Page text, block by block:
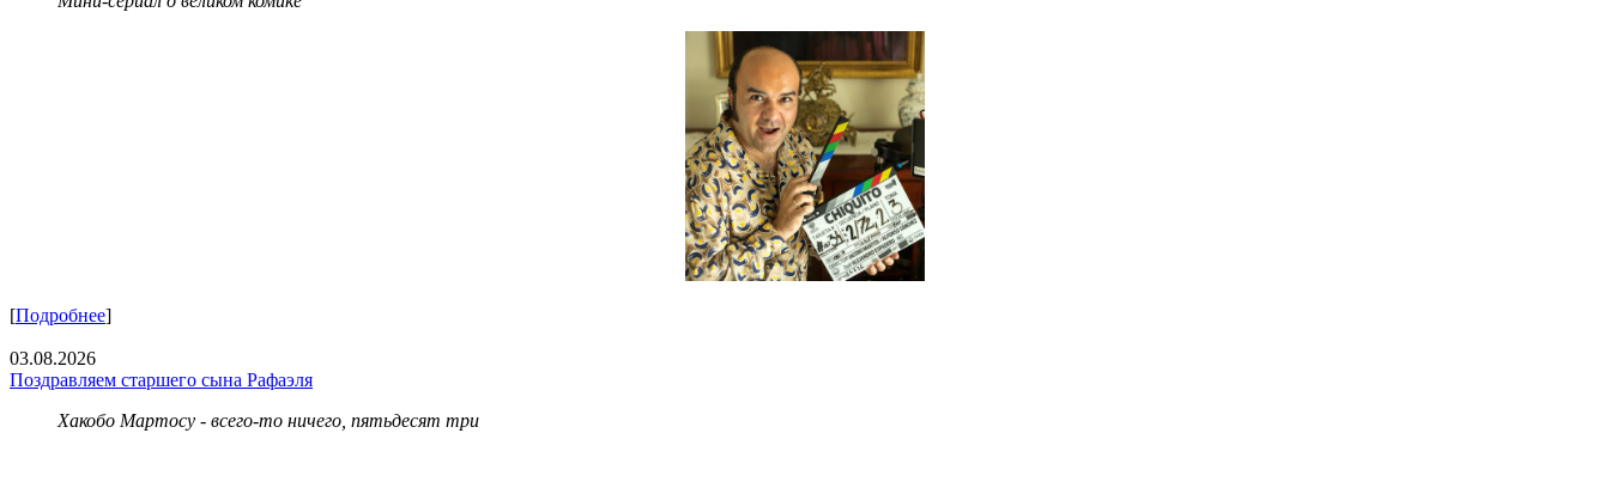
[Подробнее]
03.08.2026
Поздравляем старшего сына Рафаэля
Хакобо Мартосу - всего-то ничего, пятьдесят три